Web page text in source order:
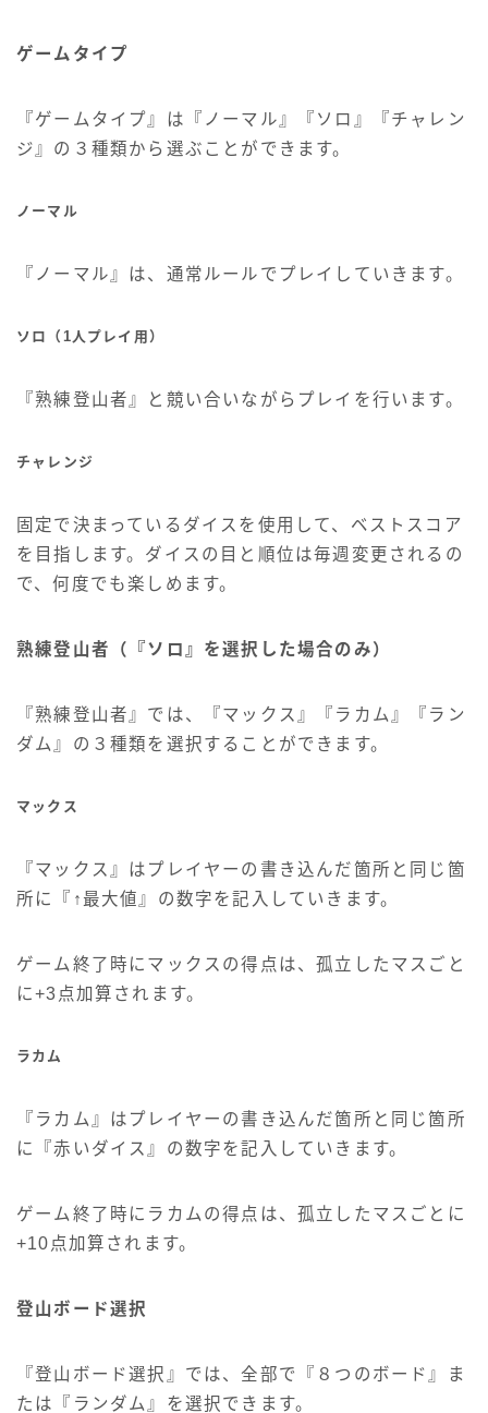
ゲームタイプ
『ゲームタイプ』は『ノーマル』『ソロ』『チャレン
ジ』の３種類から選ぶことができます。
ノーマル
『ノーマル』は、通常ルールでプレイしていきます。
ソロ（1人プレイ用）
『熟練登山者』と競い合いながらプレイを行います。
チャレンジ
固定で決まっているダイスを使用して、ベストスコア
を目指します。ダイスの目と順位は毎週変更されるの
で、何度でも楽しめます。
熟練登山者（『ソロ』を選択した場合のみ）
『熟練登山者』では、『マックス』『ラカム』『ラン
ダム』の３種類を選択することができます。
マックス
『マックス』はプレイヤーの書き込んだ箇所と同じ箇
所に『↑最大値』の数字を記入していきます。
ゲーム終了時にマックスの得点は、孤立したマスごと
に+3点加算されます。
ラカム
『ラカム』はプレイヤーの書き込んだ箇所と同じ箇所
に『赤いダイス』の数字を記入していきます。
ゲーム終了時にラカムの得点は、孤立したマスごとに
+10点加算されます。
登山ボード選択
『登山ボード選択』では、全部で『８つのボード』ま
たは『ランダム』を選択できます。